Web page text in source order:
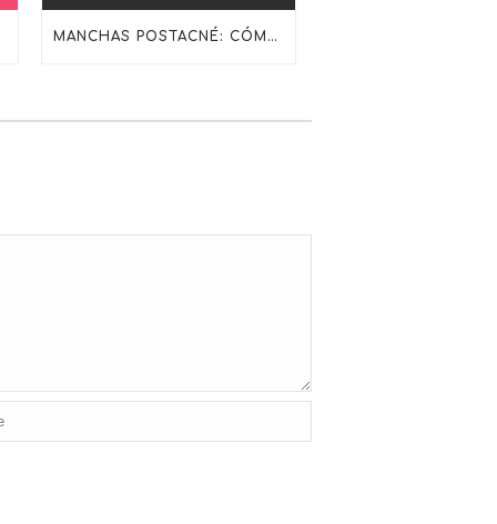
MANCHAS POSTACNÉ: CÓMO TRATARLAS SIN IRRITAR LA PIEL CON SKINCEUTICALS